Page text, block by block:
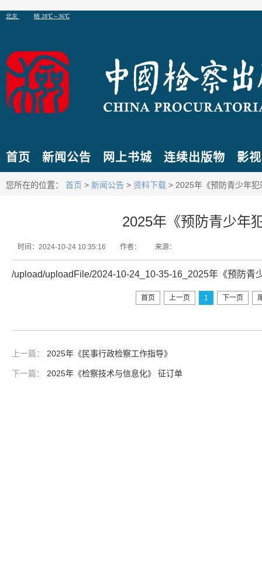
首页 新闻公告 网上书城 连续出版物 影
您所在的位置： 首页 > 新闻公告 > 资料下载 > 2025年《预防青少年
2025年《预防青少年
时间：2024-10-24 10:35:16 作者： 来源：
/upload/uploadFile/2024-10-24_10-35-16_2025年《预防青
首页 上一页 1 下一页
上一篇： 2025年《民事行政检察工作指导》
下一篇： 2025年《检察技术与信息化》 征订单